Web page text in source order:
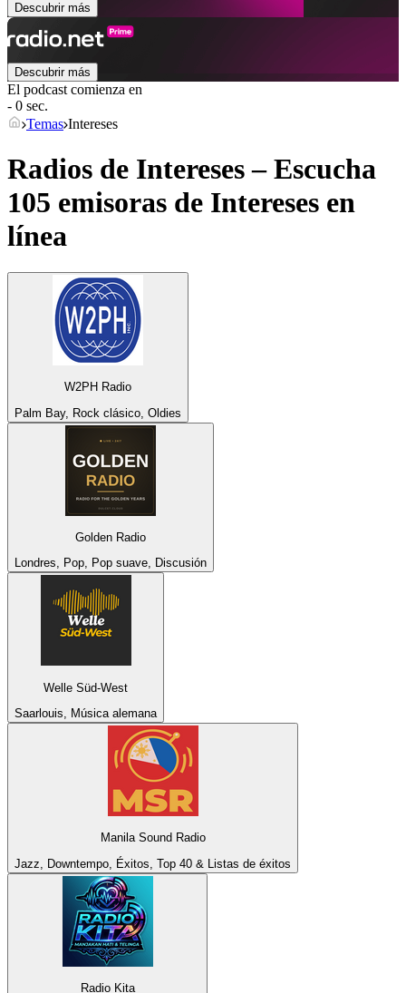
Descubrir más
Descubrir más
El podcast comienza en
- 0 sec.
Temas Intereses
Radios de Intereses – Escucha
105 emisoras de Intereses en
línea
W2PH Radio
Palm Bay, Rock clásico, Oldies
Golden Radio
Londres, Pop, Pop suave, Discusión
Welle Süd-West
Saarlouis, Música alemana
Manila Sound Radio
Jazz, Downtempo, Éxitos, Top 40 & Listas de éxitos
Radio Kita